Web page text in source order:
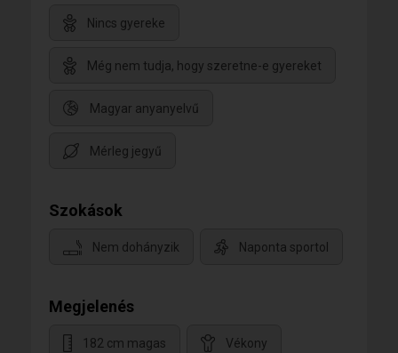
Nincs gyereke
Még nem tudja, hogy szeretne-e gyereket
Magyar anyanyelvű
Mérleg jegyű
Szokások
Nem dohányzik Naponta sportol
Megjelenés
182 cm magas Vékony